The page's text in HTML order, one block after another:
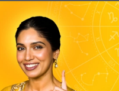
कार्यस्थल पर किसी
होता है जब आप मेज पर
करते हैं। लेकिन
हर उस चीज पर विचार
है जिससे कोई भी